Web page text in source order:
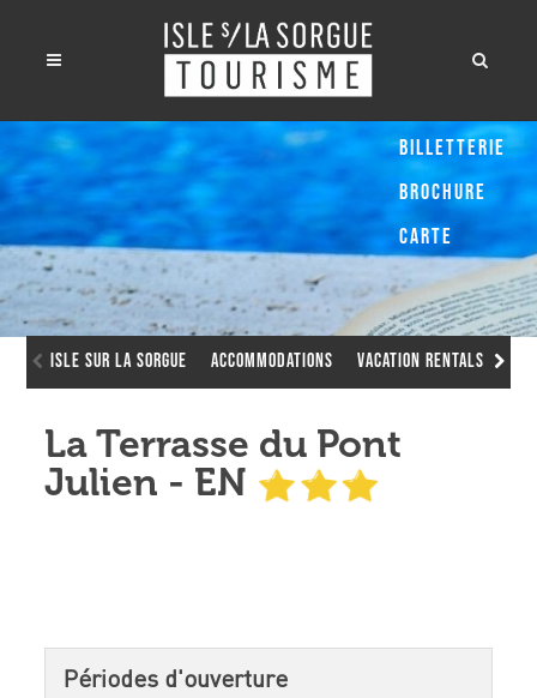
Isle sur la Sorgue Accommodations Vacation Rentals
La Terrasse du Pont
Julien - EN
Périodes d'ouverture
Billetterie
Brochure
Carte